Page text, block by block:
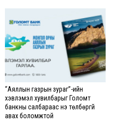
“Аяллын газрын зураг”-ийн
хэвлэмэл хувилбарыг Голомт
банкны салбараас үнэ төлбөргүй
авах боломжтой